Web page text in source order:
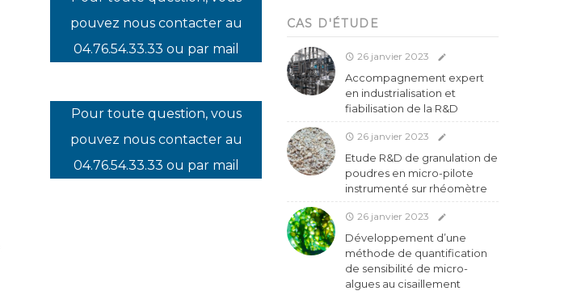
pouvez nous contacter au
04.76.54.33.33 ou par mail
Pour toute question, vous
pouvez nous contacter au
04.76.54.33.33 ou par mail
CAS D'ÉTUDE
26 janvier 2023
Accompagnement expert
en industrialisation et
fiabilisation de la R&D
26 janvier 2023
Etude R&D de granulation de
poudres en micro-pilote
instrumenté sur rhéomètre
26 janvier 2023
Développement d’une
méthode de quantification
de sensibilité de micro-
algues au cisaillement